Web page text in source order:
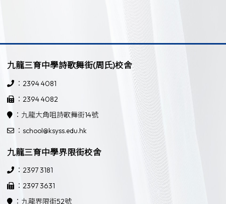
九龍三育中學詩歌舞街(周氏)校舍
：2394 4081
：2394 4082
：九龍大角咀詩歌舞街14號
：school@ksyss.edu.hk
九龍三育中學界限街校舍
：2397 3181
：2397 3631
：九龍界限街52號